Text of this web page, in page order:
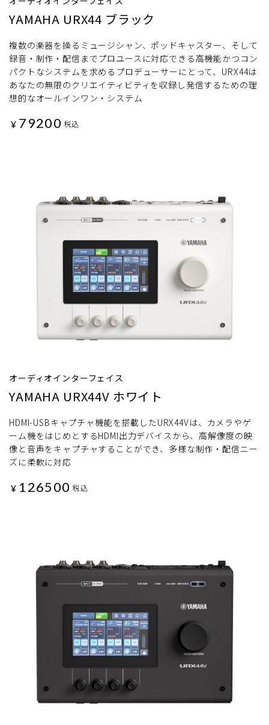
YAMAHA URX44 ブラック
複数の楽器を操るミュージシャン、ポッドキャスター、そして
録音・制作・配信までプロユースに対応できる高機能かつコン
パクトなシステムを求めるプロデューサーにとって、URX44は
あなたの無限のクリエイティビティを収録し発信するための理
想的なオールインワン・システム
¥ 79200 税込
オーディオインターフェイス
YAMAHA URX44V ホワイト
HDMI-USBキャプチャ機能を搭載したURX44Vは、カメラやゲ
ーム機をはじめとするHDMI出力デバイスから、高解像度の映
像と音声をキャプチャすることができ、多様な制作・配信ニー
ズに柔軟に対応
¥ 126500 税込